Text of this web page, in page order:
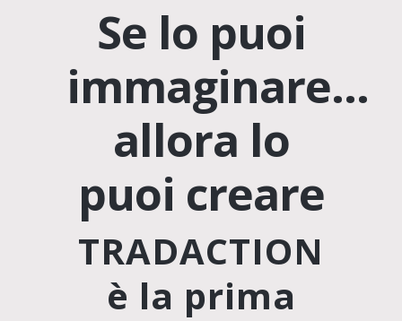
Se lo puoi
immaginare…
allora lo
puoi creare
TRADACTION
è la prima